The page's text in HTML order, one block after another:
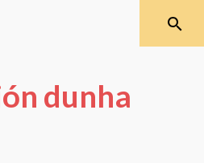
dunha